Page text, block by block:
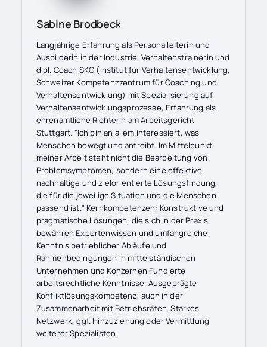
Sabine Brodbeck
Langjährige Erfahrung als Personalleiterin und
Ausbilderin in der Industrie. Verhaltenstrainerin und
dipl. Coach SKC (Institut für Verhaltensentwicklung,
Schweizer Kompetenzzentrum für Coaching und
Verhaltensentwicklung) mit Spezialisierung auf
Verhaltensentwicklungsprozesse, Erfahrung als
ehrenamtliche Richterin am Arbeitsgericht
Stuttgart. "Ich bin an allem interessiert, was
Menschen bewegt und antreibt. Im Mittelpunkt
meiner Arbeit steht nicht die Bearbeitung von
Problemsymptomen, sondern eine effektive
nachhaltige und zielorientierte Lösungsfindung,
die für die jeweilige Situation und die Menschen
passend ist." Kernkompetenzen: Konstruktive und
pragmatische Lösungen, die sich in der Praxis
bewähren Expertenwissen und umfangreiche
Kenntnis betrieblicher Abläufe und
Rahmenbedingungen in mittelständischen
Unternehmen und Konzernen Fundierte
arbeitsrechtliche Kenntnisse. Ausgeprägte
Konfliktlösungskompetenz, auch in der
Zusammenarbeit mit Betriebsräten. Starkes
Netzwerk, ggf. Hinzuziehung oder Vermittlung
weiterer Spezialisten.